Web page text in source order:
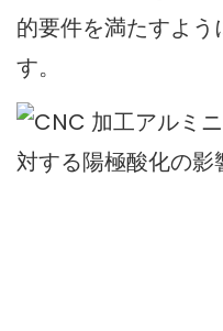
的要件を満たすよう
す。